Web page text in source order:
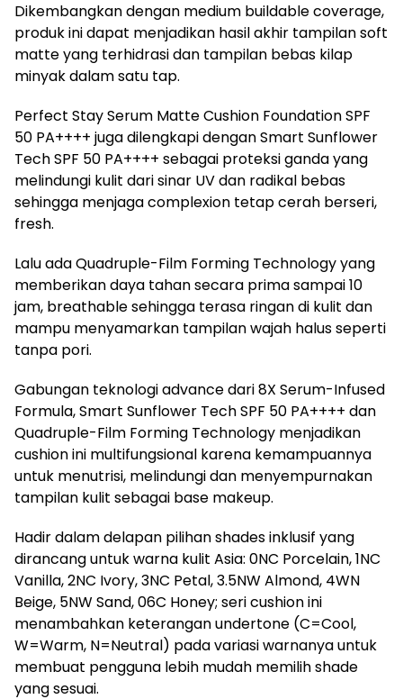
Dikembangkan dengan medium buildable coverage,
produk ini dapat menjadikan hasil akhir tampilan soft
matte yang terhidrasi dan tampilan bebas kilap
minyak dalam satu tap.
Perfect Stay Serum Matte Cushion Foundation SPF
50 PA++++ juga dilengkapi dengan Smart Sunflower
Tech SPF 50 PA++++ sebagai proteksi ganda yang
melindungi kulit dari sinar UV dan radikal bebas
sehingga menjaga complexion tetap cerah berseri,
fresh.
Lalu ada Quadruple-Film Forming Technology yang
memberikan daya tahan secara prima sampai 10
jam, breathable sehingga terasa ringan di kulit dan
mampu menyamarkan tampilan wajah halus seperti
tanpa pori.
Gabungan teknologi advance dari 8X Serum-Infused
Formula, Smart Sunflower Tech SPF 50 PA++++ dan
Quadruple-Film Forming Technology menjadikan
cushion ini multifungsional karena kemampuannya
untuk menutrisi, melindungi dan menyempurnakan
tampilan kulit sebagai base makeup.
Hadir dalam delapan pilihan shades inklusif yang
dirancang untuk warna kulit Asia: 0NC Porcelain, 1NC
Vanilla, 2NC Ivory, 3NC Petal, 3.5NW Almond, 4WN
Beige, 5NW Sand, 06C Honey; seri cushion ini
menambahkan keterangan undertone (C=Cool,
W=Warm, N=Neutral) pada variasi warnanya untuk
membuat pengguna lebih mudah memilih shade
yang sesuai.